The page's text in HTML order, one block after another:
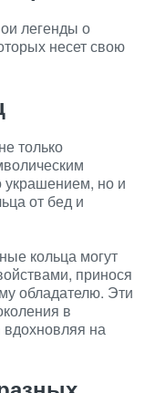
легенды о
несет свою
только
украшением, но и
от бед и
кольца могут
принося
обладателю. Эти
в
на